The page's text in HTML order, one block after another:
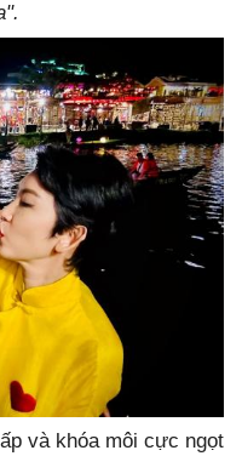
và khóa môi cực ngọt